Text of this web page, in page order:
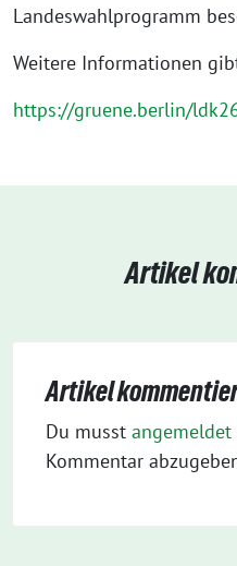
Landeswahlprogramm
Weitere Informationen
https://gruene.berlin/
Artikel
Artikel
Du musst angemeldet
Kommentar